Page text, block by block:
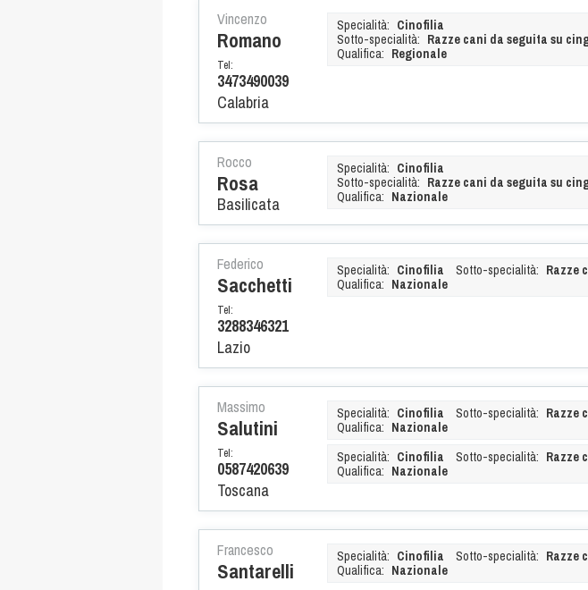
Vincenzo
Romano
Tel:
3473490039
Calabria
Specialità: Cinofilia
Sotto-specialità: Razze cani da seguita su
Qualifica: Regionale
Rocco
Rosa
Basilicata
Specialità: Cinofilia
Sotto-specialità: Razze cani da seguita su
Qualifica: Nazionale
Federico
Sacchetti
Tel:
3288346321
Lazio
Specialità: Cinofilia Sotto-specialità: Razze
Qualifica: Nazionale
Massimo
Salutini
Tel:
0587420639
Toscana
Specialità: Cinofilia Sotto-specialità: Razze
Qualifica: Nazionale
Specialità: Cinofilia Sotto-specialità: Razze
Qualifica: Nazionale
Francesco
Santarelli
Specialità: Cinofilia Sotto-specialità: Razze
Qualifica: Nazionale